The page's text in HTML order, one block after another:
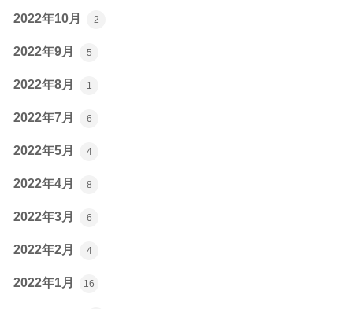
2022年10月 2
2022年9月 5
2022年8月 1
2022年7月 6
2022年5月 4
2022年4月 8
2022年3月 6
2022年2月 4
2022年1月 16